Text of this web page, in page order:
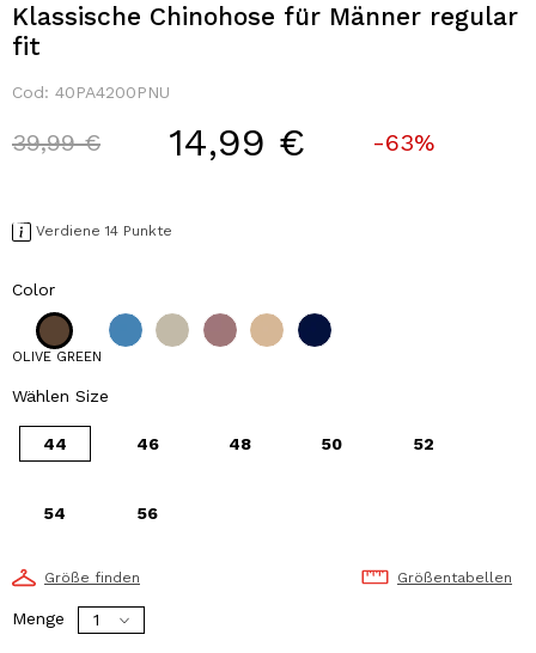
Klassische Chinohose für Männer regular
fit
Cod: 40PA4200PNU
Price reduced from
39,99 €to 14,99 € -63%
Verdiene 14 Punkte
Color
OLIVE GREEN
Wählen Size
44 46 48 50 52
54 56
Größe finden Größentabellen
Menge